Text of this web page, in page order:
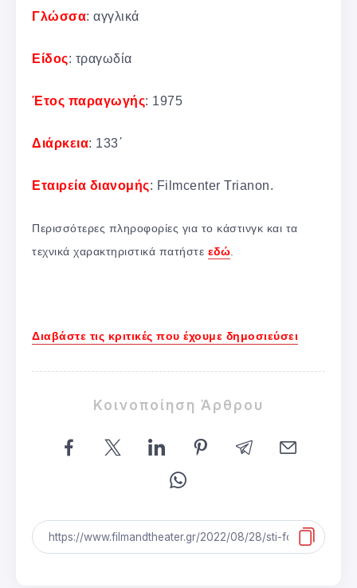
Γλώσσα: αγγλικά
Είδος: τραγωδία
Έτος παραγωγής: 1975
Διάρκεια: 133΄
Εταιρεία διανομής: Filmcenter Trianon.
Περισσότερες πληροφορίες για το κάστινγκ και τα
τεχνικά χαρακτηριστικά πατήστε εδώ
Διαβάστε τις κριτικές που έχουμε δημοσιεύσει
Κοινοποίηση Άρθρου